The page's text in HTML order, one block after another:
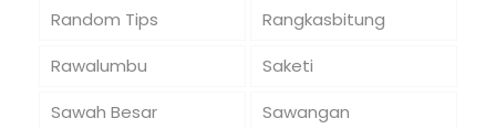
Random Tips
Rangkasbitung
Rawalumbu
Saketi
Sawah Besar
Sawangan